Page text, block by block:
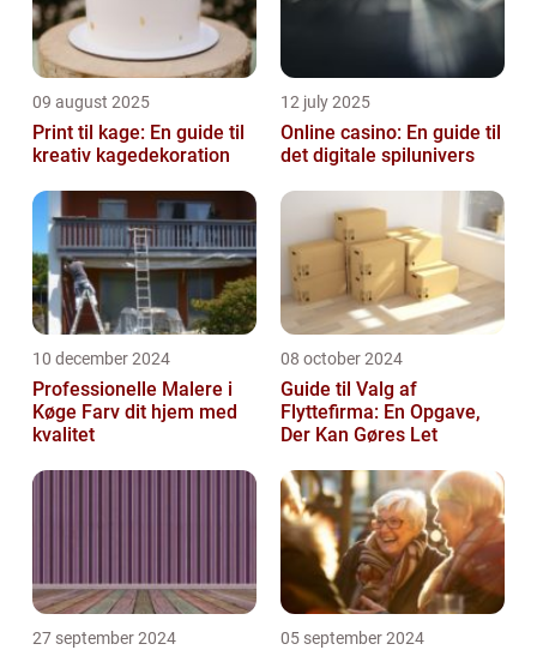
09 august 2025
Print til kage: En guide til
kreativ kagedekoration
12 july 2025
Online casino: En guide til
det digitale spilunivers
10 december 2024
Professionelle Malere i
Køge Farv dit hjem med
kvalitet
08 october 2024
Guide til Valg af
Flyttefirma: En Opgave,
Der Kan Gøres Let
27 september 2024 05 september 2024